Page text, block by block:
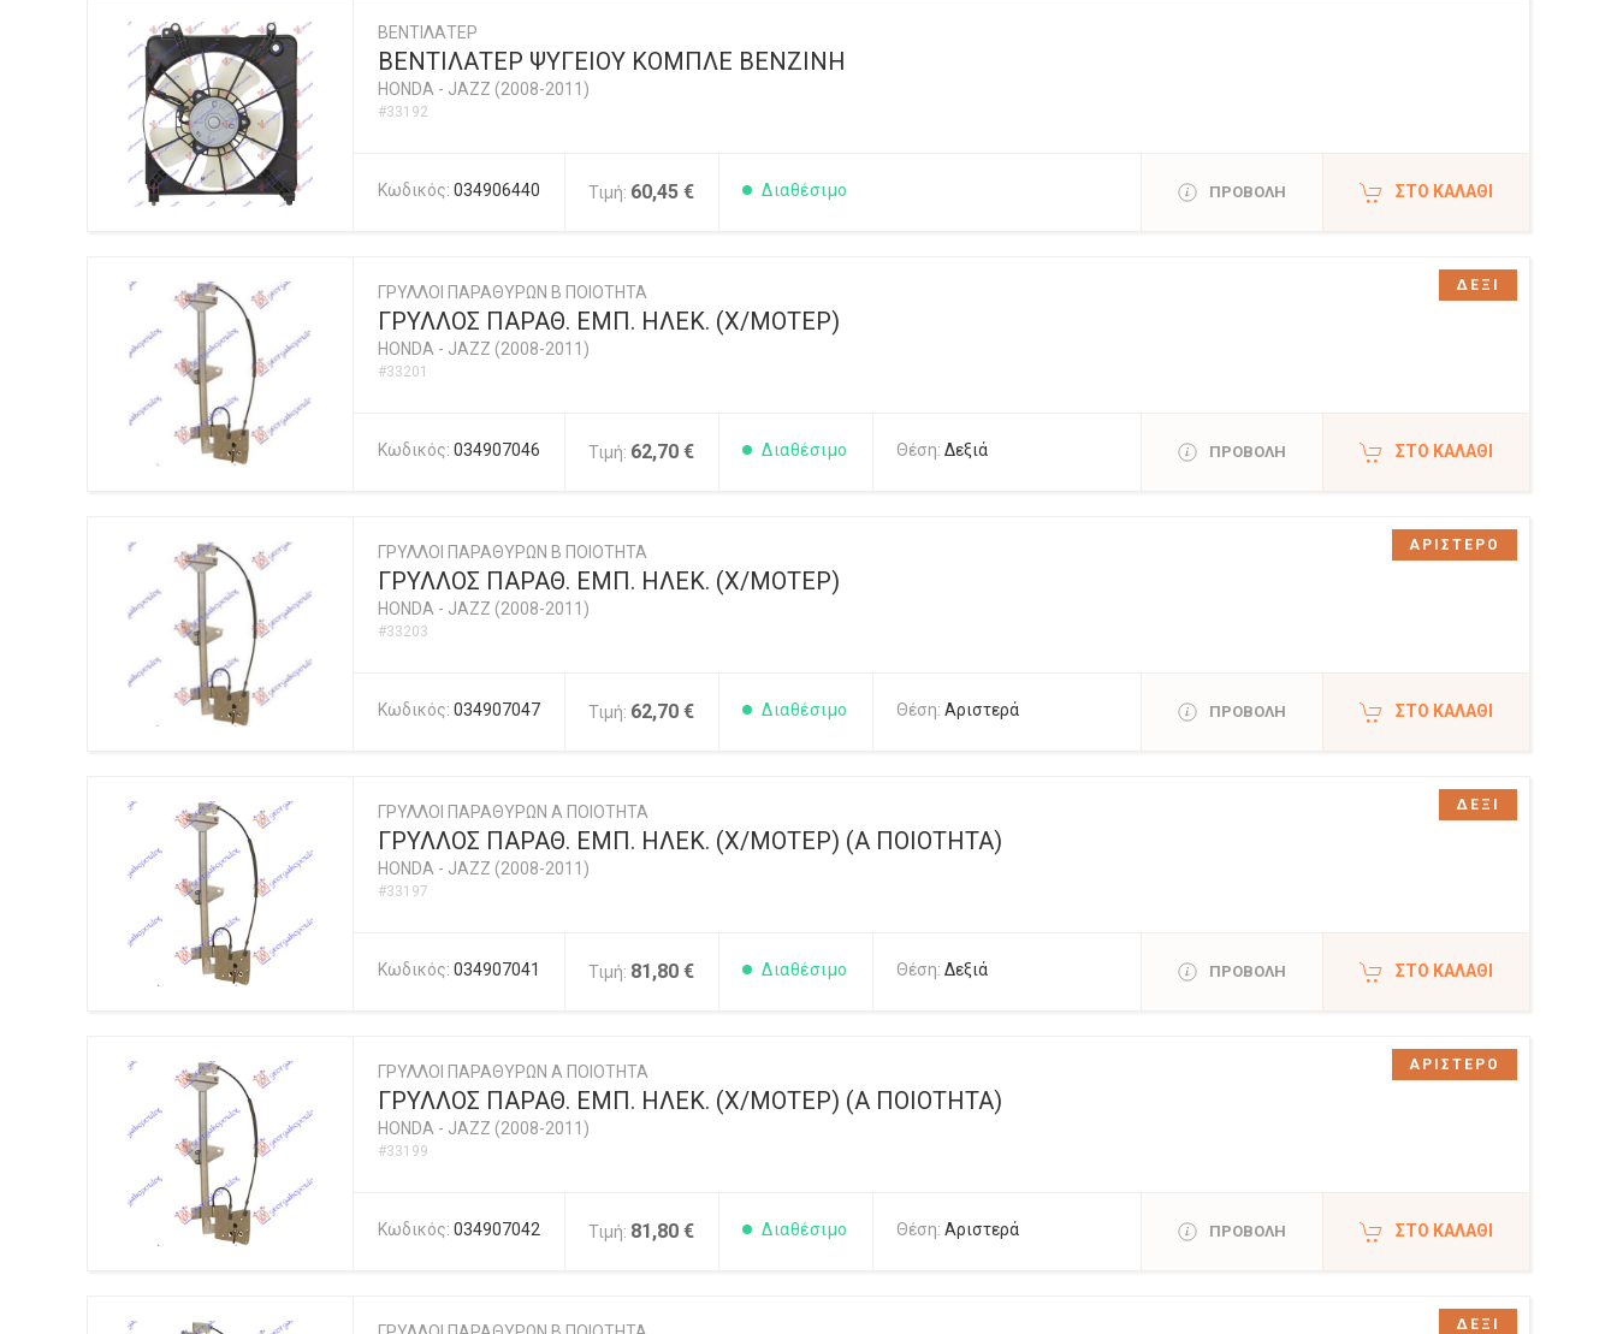
ΒΕΝΤΙΛΑΤΕΡ
ΒΕΝΤΙΛΑΤΕΡ ΨΥΓΕΙΟΥ ΚΟΜΠΛΕ ΒΕΝΖΙΝΗ
HONDA - JAZZ (2008-2011)
#33192
Κωδικός: 034906440 Τιμή: 60,45 € Διαθέσιμο ΠΡΟΒΟΛΗ ΣΤΟ ΚΑΛΆΘΙ
ΓΡΥΛΛΟΙ ΠΑΡΑΘΥΡΩΝ Β ΠΟΙΟΤΗΤΑ
ΓΡΥΛΛΟΣ ΠΑΡΑΘ. ΕΜΠ. ΗΛΕΚ. (Χ/ΜΟΤΕΡ)
HONDA - JAZZ (2008-2011)
#33201
Κωδικός: 034907046 Τιμή: 62,70 € Διαθέσιμο Θέση: Δεξιά ΠΡΟΒΟΛΗ ΣΤΟ ΚΑΛΆΘΙ
ΔΕΞΙ
ΓΡΥΛΛΟΙ ΠΑΡΑΘΥΡΩΝ Β ΠΟΙΟΤΗΤΑ
ΓΡΥΛΛΟΣ ΠΑΡΑΘ. ΕΜΠ. ΗΛΕΚ. (Χ/ΜΟΤΕΡ)
HONDA - JAZZ (2008-2011)
#33203
Κωδικός: 034907047 Τιμή: 62,70 € Διαθέσιμο Θέση: Αριστερά ΠΡΟΒΟΛΗ ΣΤΟ ΚΑΛΆΘΙ
ΑΡΙΣΤΕΡΟ
ΓΡΥΛΛΟΙ ΠΑΡΑΘΥΡΩΝ Α ΠΟΙΟΤΗΤΑ
ΓΡΥΛΛΟΣ ΠΑΡΑΘ. ΕΜΠ. ΗΛΕΚ. (Χ/ΜΟΤΕΡ) (Α ΠΟΙΟΤΗΤΑ)
HONDA - JAZZ (2008-2011)
#33197
Κωδικός: 034907041 Τιμή: 81,80 € Διαθέσιμο Θέση: Δεξιά ΠΡΟΒΟΛΗ ΣΤΟ ΚΑΛΆΘΙ
ΔΕΞΙ
ΓΡΥΛΛΟΙ ΠΑΡΑΘΥΡΩΝ Α ΠΟΙΟΤΗΤΑ
ΓΡΥΛΛΟΣ ΠΑΡΑΘ. ΕΜΠ. ΗΛΕΚ. (Χ/ΜΟΤΕΡ) (Α ΠΟΙΟΤΗΤΑ)
HONDA - JAZZ (2008-2011)
#33199
Κωδικός: 034907042 Τιμή: 81,80 € Διαθέσιμο Θέση: Αριστερά ΠΡΟΒΟΛΗ ΣΤΟ ΚΑΛΆΘΙ
ΑΡΙΣΤΕΡΟ
ΔΕΞΙ